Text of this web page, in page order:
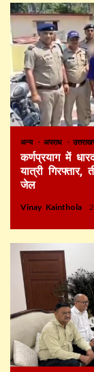
अन्य अपराध
कर्णप्रयाग में
यात्री
जेल
Vinay Kainthola